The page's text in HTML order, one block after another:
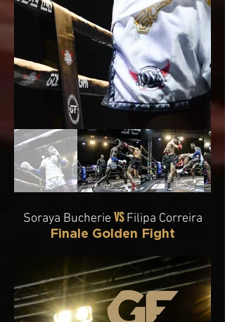
Soraya Bucherie VS Filipa Correira
Finale Golden Fight